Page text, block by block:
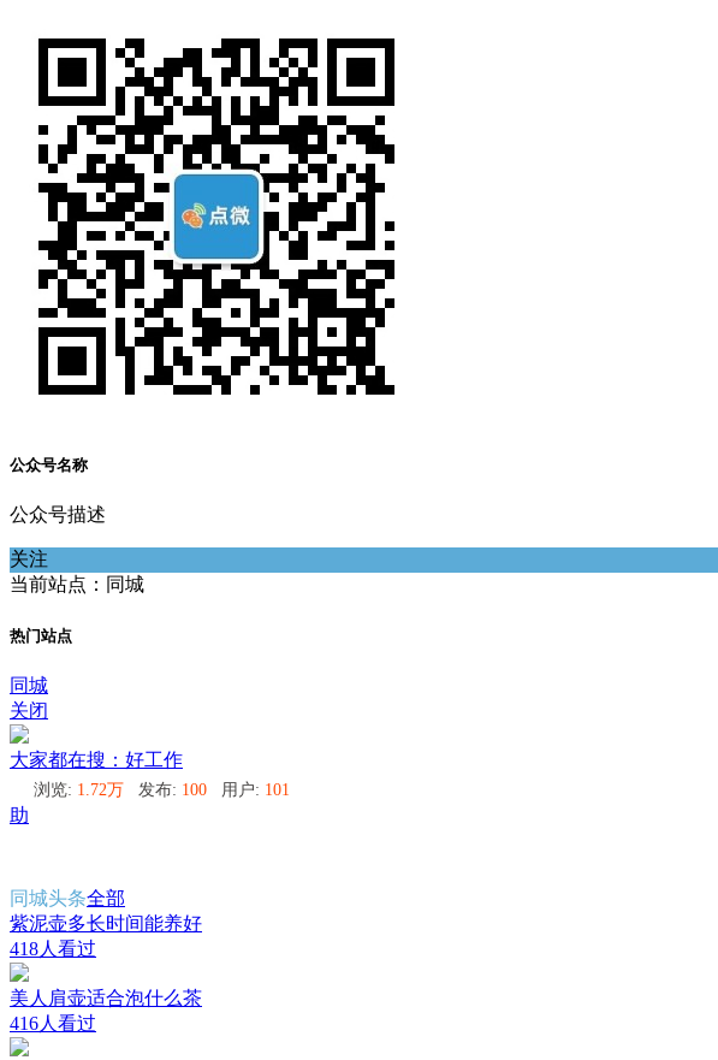
公众号名称
公众号描述
关注
当前站点：同城
热门站点
同城
关闭
大家都在搜：好工作
浏览: 1.72万 发布: 100 用户: 101
助
同城头条全部
紫泥壶多长时间能养好
418人看过
美人肩壶适合泡什么茶
416人看过